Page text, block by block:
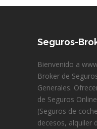
Seguros-
Bienvenido a
Broker de
Generales.
de Seguros
(Seguros de
decesos, alquiler